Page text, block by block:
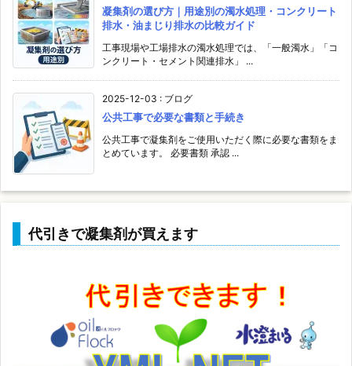
凝集剤の選び方｜用途別の濁水処理・コンクリート
排水・油まじり排水の比較ガイド
工事現場や工場排水の濁水処理では、「一般濁水」「コ
ンクリート・セメント関連排水」 ...
2025-12-03 : ブログ
公共工事で必要な書類と手続き
公共工事で凝集剤をご使用いただく際に必要な書類をま
とめています。 必要書類 承認 ...
代引きで凝集剤が買えます